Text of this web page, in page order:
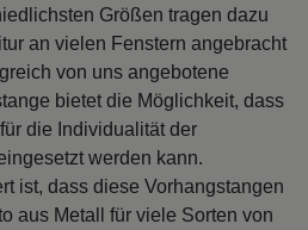
Größen tragen dazu
an vielen Fenstern angebracht
von uns angebotene
bietet die Möglichkeit, dass
die Individualität der
werden kann.
ist, dass diese Vorhangstangen
aus Metall für viele Sorten von